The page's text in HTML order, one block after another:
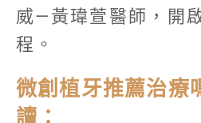
威—黃瑋萱醫師，開
程。
微創植牙推薦治療
讀：